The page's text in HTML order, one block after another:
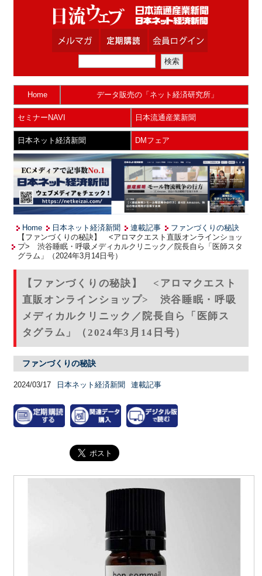
Home データ販売の「ネット経済研究所」
セミナーNAVI 日本流通産業新聞
日本ネット経済新聞 DMフェア
Home 日本ネット経済新聞 連載記事
ファンづくりの秘訣
【ファンづくりの秘訣】 <アロマクエスト直販オンラインショッ
プ> 渋谷睡眠・呼吸メディカルクリニック／院長自ら「医師スタ
グラム」（2024年3月14日号）
【ファンづくりの秘訣】 <アロマクエスト
直販オンラインショップ> 渋谷睡眠・呼吸
メディカルクリニック／院長自ら「医師ス
タグラム」（2024年3月14日号）
ファンづくりの秘訣
2024/03/17 日本ネット経済新聞 連載記事